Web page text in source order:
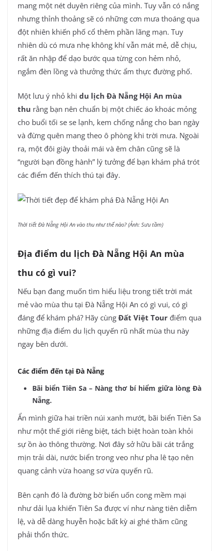
mang một nét duyên riêng của mình. Tuy vẫn có nắng
nhưng thỉnh thoảng sẽ có những cơn mưa thoáng qua
đột nhiên khiến phố cổ thêm phần lãng mạn. Tuy
nhiên dù có mưa nhẹ không khí vẫn mát mẻ, dễ chịu,
rất ăn nhập để dạo bước qua từng con hẻm nhỏ,
ngắm đèn lồng và thưởng thức ẩm thực đường phố.
Một lưu ý nhỏ khi du lịch Đà Nẵng Hội An mùa
thu rằng bạn nên chuẩn bị một chiếc áo khoác mỏng
cho buổi tối se se lạnh, kem chống nắng cho ban ngày
và đừng quên mang theo ô phòng khi trời mưa. Ngoài
ra, một đôi giày thoải mái và êm chân cũng sẽ là
“người bạn đồng hành” lý tưởng để bạn khám phá trót
các điểm đến thích thú tại đây.
Thời tiết Đà Nẵng Hội An vào thu như thế nào? (Ảnh: Sưu tầm)
Địa điểm du lịch Đà Nẵng Hội An mùa
thu có gì vui?
Nếu bạn đang muốn tìm hiểu liệu trong tiết trời mát
mẻ vào mùa thu tại Đà Nẵng Hội An có gì vui, có gì
đáng để khám phá? Hãy cùng Đất Việt Tour điểm qua
những địa điểm du lịch quyến rũ nhất mùa thu này
ngay bên dưới.
Các điểm đến tại Đà Nẵng
Bãi biển Tiên Sa – Nàng thơ bí hiểm giữa lòng Đà
Nẵng.
Ẩn mình giữa hai triền núi xanh mướt, bãi biển Tiên Sa
như một thế giới riêng biệt, tách biệt hoàn toàn khỏi
sự ồn ào thông thường. Nơi đây sở hữu bãi cát trắng
mịn trải dài, nước biển trong veo như pha lê tạo nên
quang cảnh vừa hoang sơ vừa quyến rũ.
Bên cạnh đó là đường bờ biển uốn cong mềm mại
như dải lụa khiến Tiên Sa được ví như nàng tiên diễm
lệ, và dễ dàng huyễn hoặc bất kỳ ai ghé thăm cũng
phải thổn thức.